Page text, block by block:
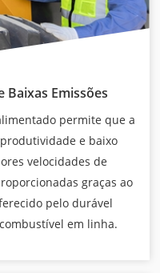
Emissões
permite que a
e baixo
velocidades de
graças ao
pelo durável
em linha.